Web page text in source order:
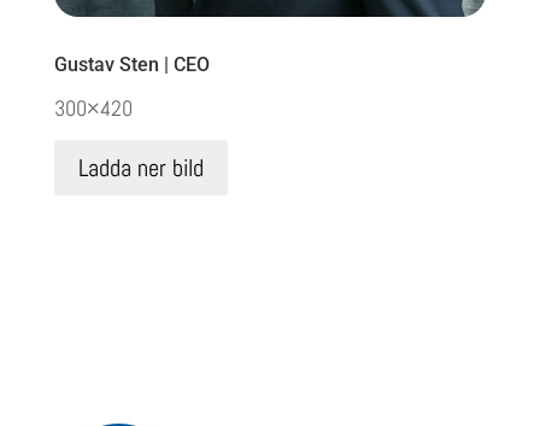
Gustav Sten | CEO
300×420
Ladda ner bild